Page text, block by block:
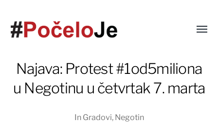
Najava: Protest #1od5miliona
u Negotinu u četvrtak 7. marta
In Gradovi, Negotin